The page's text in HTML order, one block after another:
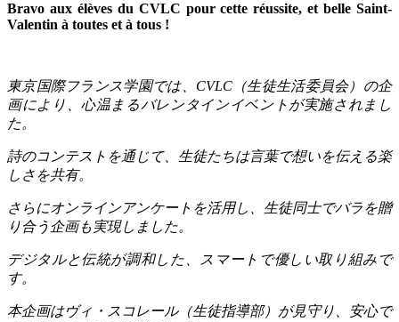
Bravo aux élèves du CVLC pour cette réussite, et belle Saint-
Valentin à toutes et à tous !
東京国際フランス学園では、 CVLC（生徒生活委員会）の企
画により、心温まるバレンタインイベントが実施されまし
た。
詩のコンテストを通じて、生徒たちは言葉で想いを伝える楽
しさを共有。
さらにオンラインアンケートを活用し、生徒同士でバラを贈
り合う企画も実現しました。
デジタルと伝統が調和した、スマートで優しい取り組みで
す。
本企画はヴィ・スコレール（生徒指導部）が見守り、安心で